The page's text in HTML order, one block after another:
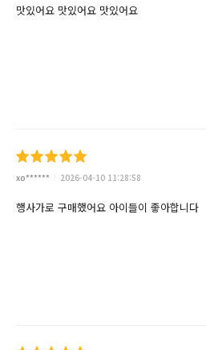
맛있어요 맛있어요 맛있어요
xo****** 2026-04-10 11:28:58
행사가로 구매했어요 아이들이 좋아합니다